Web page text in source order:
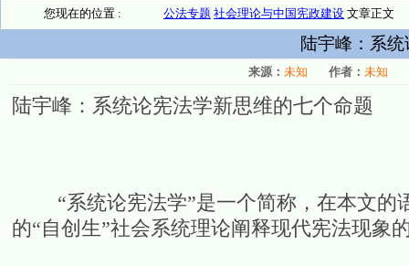
您现在的位置 : 公法专题 社会理论与中国宪政建设 文章正文
陆宇峰：系
来源： 未知 作者： 未知
陆宇峰：系统论宪法学新思维的七个命题
“系统论宪法学”是一个简称，在本文的
的“自创生”社会系统理论阐释现代宪法现象